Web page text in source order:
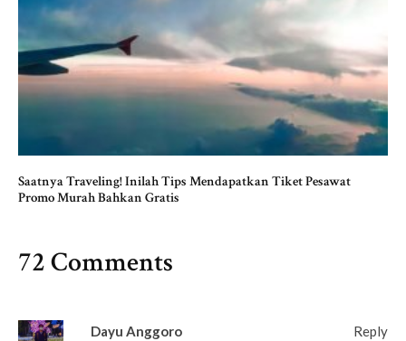
Saatnya Traveling! Inilah Tips Mendapatkan Tiket Pesawat
Promo Murah Bahkan Gratis
72 Comments
Dayu Anggoro Reply